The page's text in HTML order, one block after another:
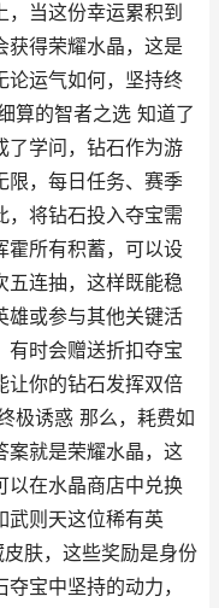
当这份幸运累积到
获得荣耀水晶，这是
论运气如何，坚持终
算的智者之选 知道了
了学问，钻石作为游
限，每日任务、赛季
，将钻石投入夺宝需
霍所有积蓄，可以设
五连抽，这样既能稳
雄或参与其他关键活
有时会赠送折扣夺宝
让你的钻石发挥双倍
极诱惑 那么，耗费如
案就是荣耀水晶，这
以在水晶商店中兑换
武则天这位稀有英
肤，这些奖励是身份
宝中坚持的动力，